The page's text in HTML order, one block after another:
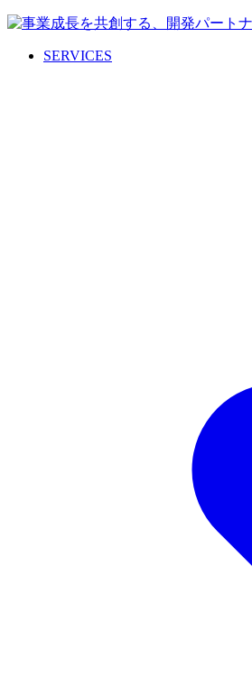
SERVICES